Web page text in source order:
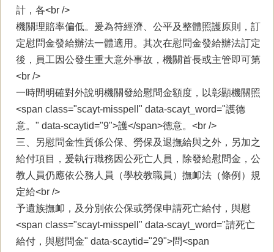
計，各<br />
機關理賠率偏低。爰為符經濟、公平及整體照護原則，訂
定慰問金發給辦法一體適用。其次在慰問金發給辦法訂定
後，員工因公發生重大意外事故，機關首長或主管即可第
<br />
一時間明確對外說明機關發給慰問金額度，以彰顯機關照
<span class="scayt-misspell" data-scayt_word="護德
意。" data-scaytid="9">護</span>德意。<br />
三、另慰問金性質係公保、勞保及退撫給與之外，另加之
給付項目，爰執行職務因公死亡人員，除發給慰問金，公
教人員仍應依公務人員（學校教職員）撫卹法（條例）規
定給<br />
予遺族撫卹，及分別依公保或勞保申請死亡給付，與慰
<span class="scayt-misspell" data-scayt_word="請死亡
給付，與慰問金" data-scaytid="29">問<span